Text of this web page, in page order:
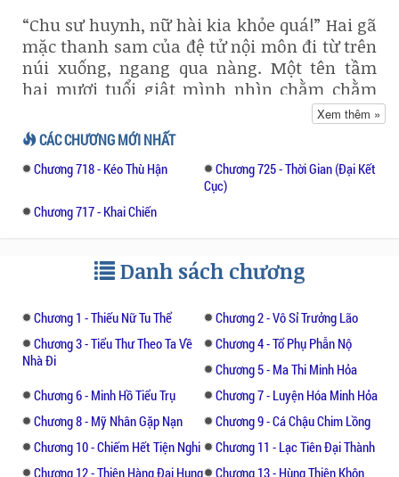
“Chu sư huynh, nữ hài kia khỏe quá!” Hai gã
mặc thanh sam của đệ tử nội môn đi từ trên
núi xuống, ngang qua nàng. Một tên tầm
hai mươi tuổi giật mình nhìn chằm chằm
chiếc thùng lớn trên lưng nữ hài, ngạc
nhiên nói với sư huynh bên cạnh.
Vị Chu sư huynh kia tầm trung niên, trong
mắt hiện vẻ khinh bỉ, chẳng hề để ý nói:
“Ngươi mới nhập môn nên không biết, nàng
môn được một năm. Nàng là nữ đệ tử tu thể
duy nhất trong toàn bộ số đệ tử ngoại môn
thì không có gì đáng ngại.”
Tiểu sư đệ kinh ngạc nói: “Đây là lần đầu
tiên ta gặp một tu sĩ thuần linh căn mà lại
tu thể, thật sự là lãng phí. Nam nhân không
có thuần linh căn đi tu thể thì rất nhiều,
mọi người trong nhà ta đều đã tu đến một,
Xem thêm »
CÁC CHƯƠNG MỚI NHẤT
Chương 718 - Kéo Thù Hận
Chương 725 - Thời Gian (Đại Kết
Cục)
Chương 717 - Khai Chiến
Danh sách chương
Chương 1 - Thiếu Nữ Tu Thể
Chương 2 - Vô Sỉ Trưởng Lão
Chương 3 - Tiểu Thư Theo Ta Về
Nhà Đi
Chương 4 - Tổ Phụ Phẫn Nộ
Chương 5 - Ma Thi Minh Hỏa
Chương 6 - Minh Hồ Tiểu Trụ
Chương 7 - Luyện Hóa Minh Hỏa
Chương 8 - Mỹ Nhân Gặp Nạn
Chương 9 - Cá Chậu Chim Lồng
Chương 10 - Chiếm Hết Tiện Nghi
Chương 11 - Lạc Tiên Đại Thành
Chương 12 - Thiên Hàng Đại Hung
Chương 13 - Hùng Thiên Khôn